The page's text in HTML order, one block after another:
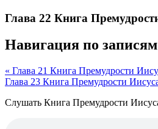
Глава 22 Книга
Навигация по записям
« Глава 21 Книга Премудрости
Глава 23 Книга Премудрости
Слушать Книга Премудрости